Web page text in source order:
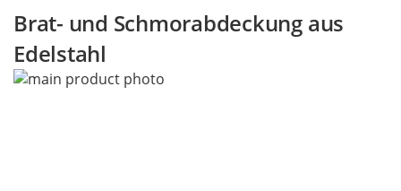
Brat- und Schmorabdeckung aus
Edelstahl
Skip